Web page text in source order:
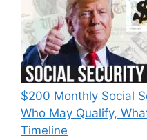
$200 Monthly Social
Who May Qualify,
Timeline